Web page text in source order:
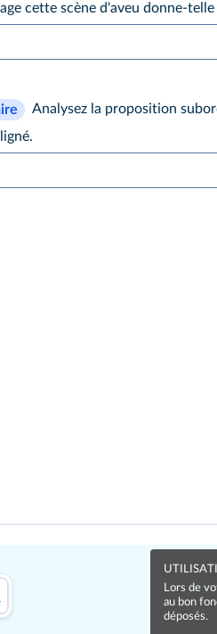
cette scène d'aveu donne-telle
Analysez la proposition
Lors de
au bon
déposés.